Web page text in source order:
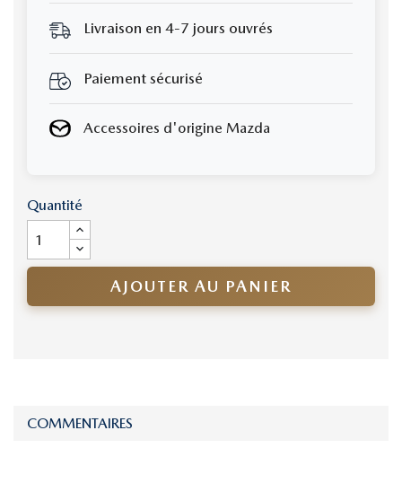
Livraison en 4-7 jours ouvrés
Paiement sécurisé
Accessoires d'origine Mazda
Quantité
AJOUTER AU PANIER
COMMENTAIRES